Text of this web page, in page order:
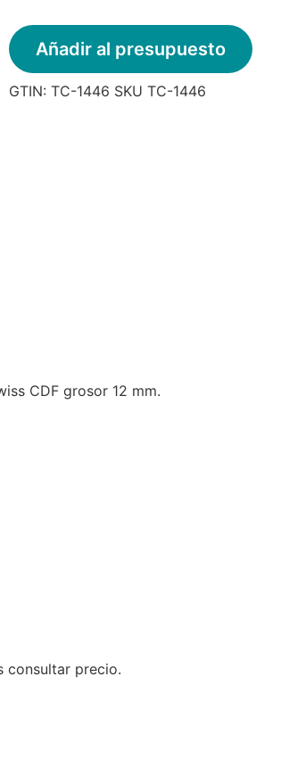
Añadir al presupuesto
GTIN: TC-1446 SKU TC-1446
CDF grosor 12 mm.
consultar precio.